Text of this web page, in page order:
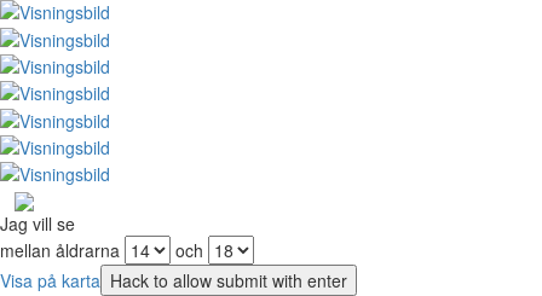
Jag vill se
mellan åldrarna
och
Visa på karta